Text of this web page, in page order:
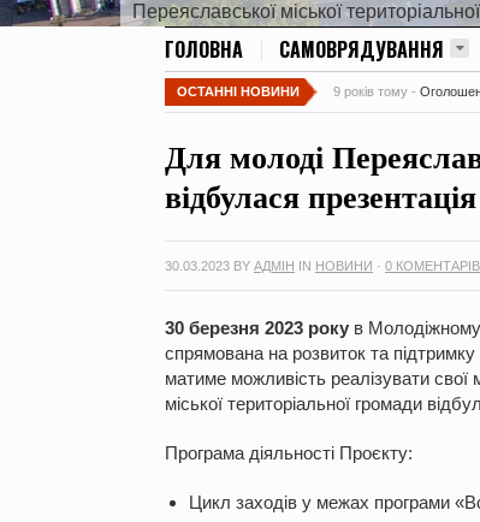
Переяславської міської
ГОЛОВНА САМОВРЯДУВАННЯ
ОСТАННІ НОВИНИ 9 років тому -
Для молоді
відбулася
30.03.2023 BY АДМІН IN НОВИНИ · 0 КОМЕНТАРІВ
30 березня 2023 року в Молодіжному
спрямована на розвиток та
матиме можливість реалізувати свої
міської територіальної громади
Програма діяльності Проєкту:
Цикл заходів у межах програми